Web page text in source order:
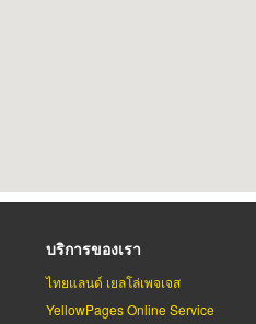
บริการของเรา
ไทยแลนด์ เยลโล่เพจเจส
YellowPages Online Service